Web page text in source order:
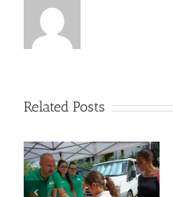
Related Posts